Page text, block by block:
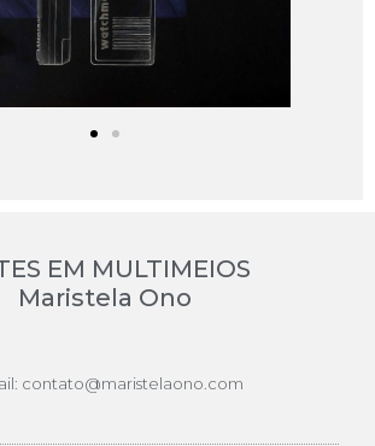
EM MULTIMEIOS
Maristela Ono
contato@maristelaono.com